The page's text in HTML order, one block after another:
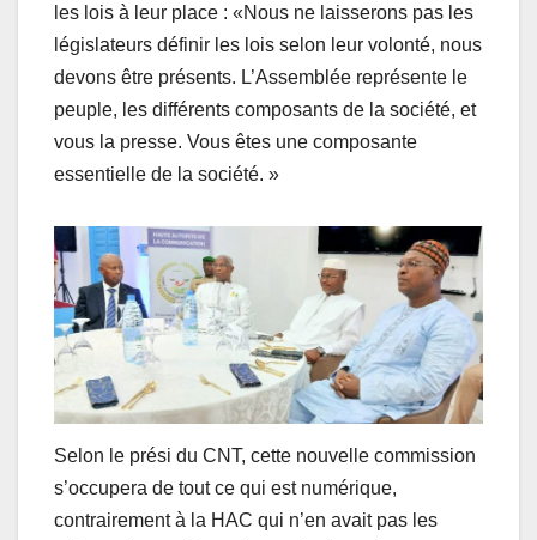
les lois à leur place : «Nous ne laisserons pas les
législateurs définir les lois selon leur volonté, nous
devons être présents. L’Assemblée représente le
peuple, les différents composants de la société, et
vous la presse. Vous êtes une composante
essentielle de la société. »
Selon le prési du CNT, cette nouvelle commission
s’occupera de tout ce qui est numérique,
contrairement à la HAC qui n’en avait pas les